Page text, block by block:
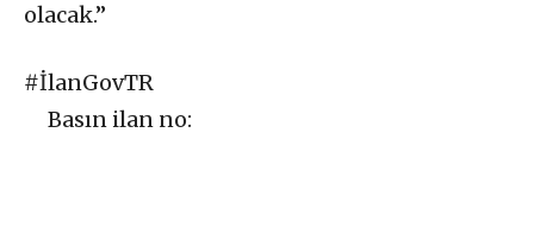
olacak.”
#İlanGovTR
Basın ilan no: